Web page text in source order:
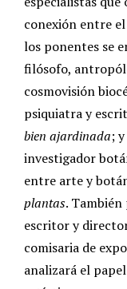
conexión entre
los ponentes se
filósofo,
cosmovisión
psiquiatra y
bien ajardinada; y
investigador
entre arte y
plantas.
escritor y
comisaria de
analizará el